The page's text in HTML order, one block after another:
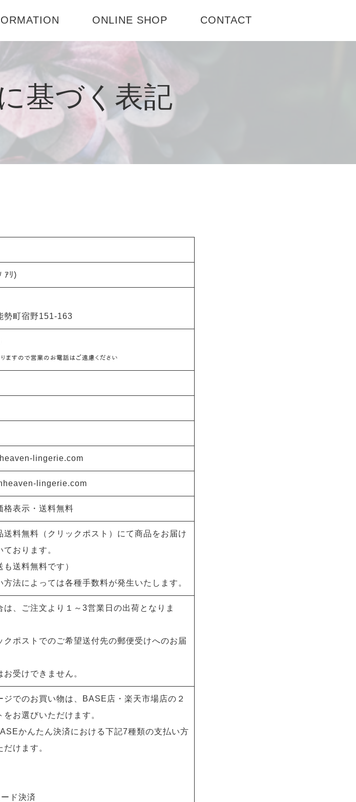
表
ー
ONLINE SHOP CONTACT
基づく表記
ｱﾘ)
勢町宿野151-163
lingerie.com
lingerie.com
格表示・送料無料
送料無料（クリックポスト）にて商品をお届け
おります。
も送料無料です）
方法によっては各種手数料が発生いたします。
は、ご注文より１～3営業日の出荷となりま
クポストでのご希望送付先の郵便受けへのお届
お受けできません。
ジでのお買い物は、BASE店・楽天市場店の２
をお選びいただけます。
かんたん決済における下記7種類の支払い方
けます。
ド決済